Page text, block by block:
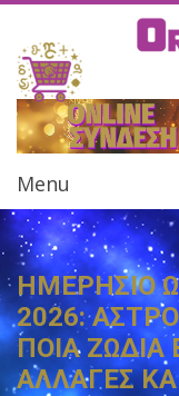
Menu
ΗΜΕΡΗΣΙΟ
2026:
ΠΟΙΑ ΖΩΔΙΑ
ΑΛΛΑΓΕΣ